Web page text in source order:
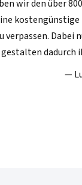
wir den über
Dabei
dadurch
—